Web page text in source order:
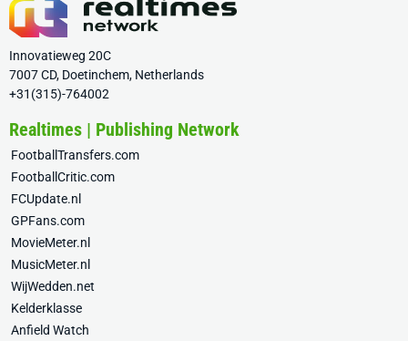
Innovatieweg 20C
7007 CD, Doetinchem, Netherlands
+31(315)-764002
Realtimes | Publishing Network
FootballTransfers.com
FootballCritic.com
FCUpdate.nl
GPFans.com
MovieMeter.nl
MusicMeter.nl
WijWedden.net
Kelderklasse
Anfield Watch